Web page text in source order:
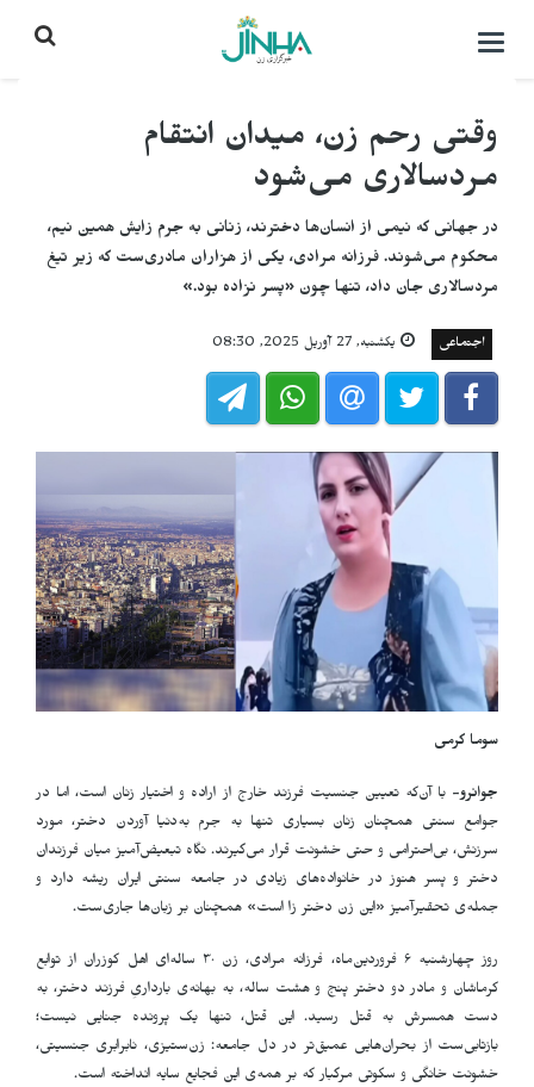
باز
بستن
وقتی رحم زن، میدان انتقام
مردسالاری می‌شود
در جهانی که نیمی از انسان‌ها دخترند، زنانی به جرم زایش همین نیم،
محکوم می‌شوند. فرزانه مرادی، یکی از هزاران مادری‌ست که زیر تیغ
مردسالاری جان داد، تنها چون «پسر نزاده بود.»
اجتماعی یکشنبه, 27 آوریل 2025, 08:30
سوما کرمی
جوانرو- با آن‌که تعیین جنسیت فرزند خارج از اراده‌ و اختیار زنان است، اما در
جوامع سنتی همچنان زنان بسیاری تنها به جرم به‌دنیا آوردن دختر، مورد
سرزنش، بی‌احترامی و حتی خشونت قرار می‌گیرند. نگاه تبعیض‌آمیز میان فرزندان
دختر و پسر هنوز در خانواده‌های زیادی در جامعه سنتی ایران ریشه دارد و
جمله‌ی تحقیرآمیز «این زن دختر زا است» همچنان بر زبان‌ها جاری‌ست.
روز چهارشنبه ۶ فروردین‌ماه، فرزانه مرادی، زن ۳۰ ساله‌ای اهل کوزران از توابع
کرماشان و مادر دو دختر پنج و هشت ساله، به بهانه‌ی بارداریِ فرزند دختر، به
دست همسرش به قتل رسید. این قتل، تنها یک پرونده جنایی نیست؛
بازتابی‌ست از بحران‌هایی عمیق‌تر در دل جامعه: زن‌ستیزی، نابرابری جنسیتی،
خشونت خانگی و سکوتی مرگبار که بر همه‌ی این فجایع سایه انداخته است.